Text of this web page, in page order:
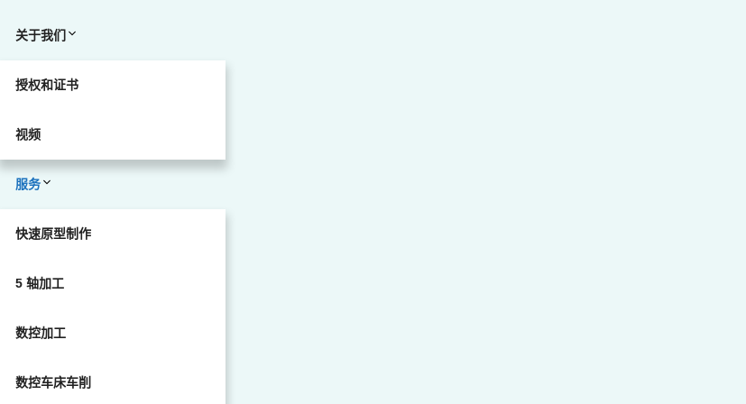
关于我们
授权和证书
视频
服务
快速原型制作
5 轴加工
数控加工
数控车床车削